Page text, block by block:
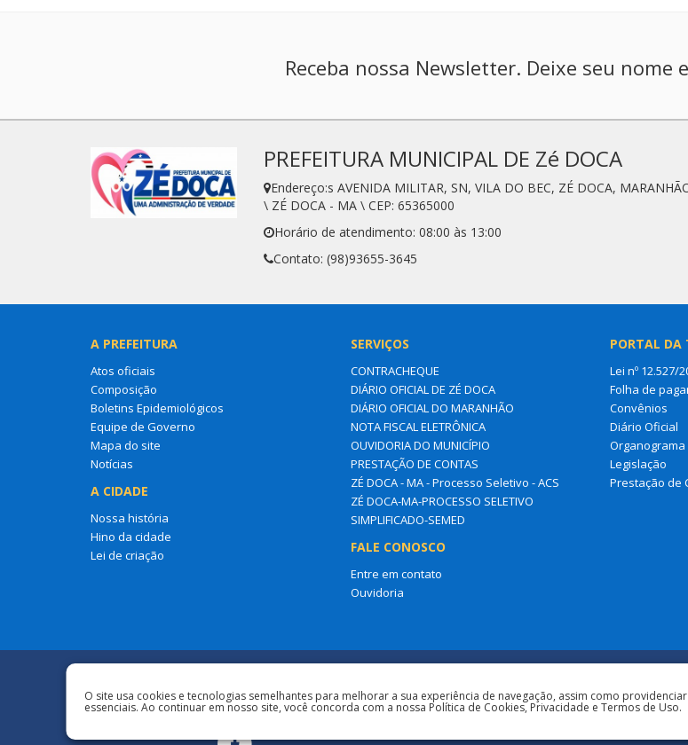
Receba nossa Newsletter. Deixe seu nome
PREFEITURA MUNICIPAL DE Zé DOCA
Endereço:s AVENIDA MILITAR, SN, VILA DO BEC, ZÉ DOCA,
\ ZÉ DOCA - MA \ CEP: 65365000
Horário de atendimento: 08:00 às 13:00
Contato: (98)93655-3645
A PREFEITURA
Atos oficiais
Composição
Boletins Epidemiológicos
Equipe de Governo
Mapa do site
Notícias
A CIDADE
Nossa história
Hino da cidade
Lei de criação
SERVIÇOS
CONTRACHEQUE
DIÁRIO OFICIAL DE ZÉ DOCA
DIÁRIO OFICIAL DO MARANHÃO
NOTA FISCAL ELETRÔNICA
OUVIDORIA DO MUNICÍPIO
PRESTAÇÃO DE CONTAS
ZÉ DOCA - MA - Processo Seletivo - ACS
ZÉ DOCA-MA-PROCESSO SELETIVO
SIMPLIFICADO-SEMED
FALE CONOSCO
Entre em contato
Ouvidoria
PORTAL DA
Lei nº 12.527/
Folha de
Convênios
Diário Oficial
Organograma
Legislação
Prestação de
Redes Sociais
O site usa cookies e tecnologias semelhantes para melhorar a sua experiência de navegação, assim como
essenciais. Ao continuar em nosso site, você concorda com a nossa Política de Cookies, Privacidade e Termos de Uso.